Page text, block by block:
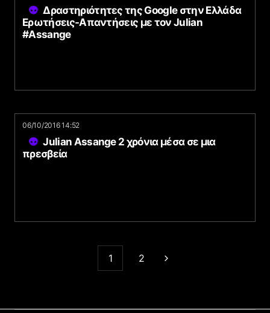
Δραστηριότητες της Google στην Ελλάδα
Ερωτήσεις-Απαντήσεις με τον Julian
#Assange
06/10/2016 14:52
Julian Assange 2 χρόνια μέσα σε μια
πρεσβεία
1 2